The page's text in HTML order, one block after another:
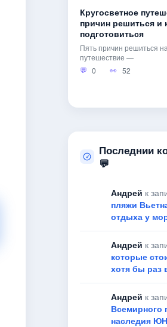
Кругосветное
причин решиться и
подготовиться
Пять причин решиться
путешествие —
0
52
Последнии
💬
Андрей к
пляжи
отдыха у
Андрей к
которые
хотя бы раз
Андрей к
Всемирного
наследия